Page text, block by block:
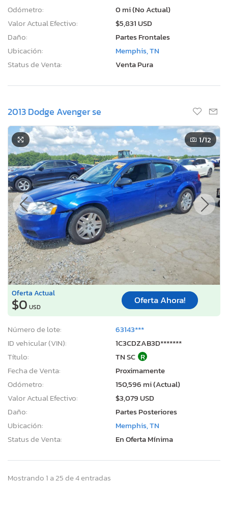
Odómetro:
0 mi (No Actual)
Valor Actual Efectivo:
$5,831 USD
Daño:
Partes Frontales
Ubicación:
Memphis, TN
Status de Venta:
Venta Pura
2013 Dodge Avenger se
1/12
Oferta Actual
$0 USD
Oferta Ahora!
Número de lote:
63143***
ID vehicular (VIN):
1C3CDZAB3D*******
Título:
TN SC R
Fecha de Venta:
Proximamente
Odómetro:
150,596 mi (Actual)
Valor Actual Efectivo:
$3,079 USD
Daño:
Partes Posteriores
Ubicación:
Memphis, TN
Status de Venta:
En Oferta Mínima
Mostrando 1 a 25 de 4 entradas